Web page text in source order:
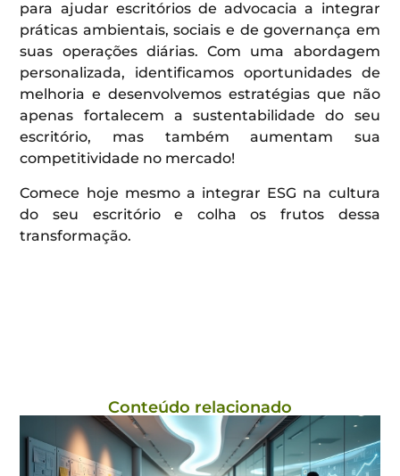
para ajudar escritórios de advocacia a integrar
práticas ambientais, sociais e de governança em
suas operações diárias. Com uma abordagem
personalizada, identificamos oportunidades de
melhoria e desenvolvemos estratégias que não
apenas fortalecem a sustentabilidade do seu
escritório, mas também aumentam sua
competitividade no mercado!
Comece hoje mesmo a integrar ESG na cultura
do seu escritório e colha os frutos dessa
transformação.
Conteúdo relacionado